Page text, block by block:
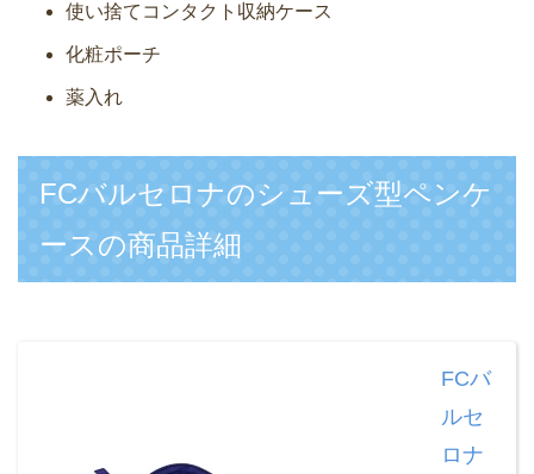
使い捨てコンタクト収納ケース
化粧ポーチ
薬入れ
FCバルセロナのシューズ型ペンケ
ースの商品詳細
FCバ
ルセ
ロナ